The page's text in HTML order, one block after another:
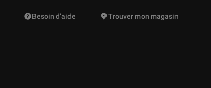
Des suggestions de produits vont vous être proposées
Besoin d’aide Trouver mon magasin